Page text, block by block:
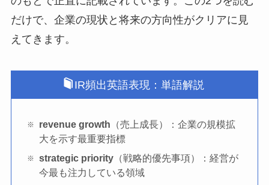
だけで、企業の現状と将来の方向性がクリアに見
えてきます。
IR頻出英語表現：単語解説
revenue growth （売上成長）：企業の規模拡
大を示す最重要指標
strategic priority （戦略的優先事項）：経営が
今最も注力している領域